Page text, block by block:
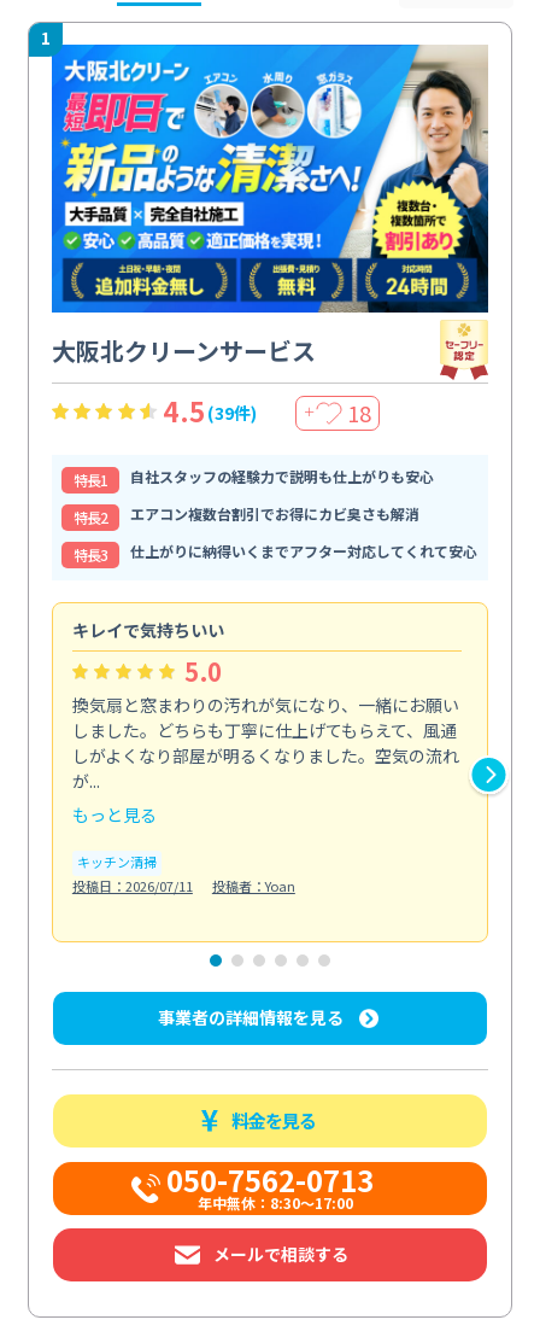
1
大阪北クリーンサービス
4.5 (39件) ＋ 18
特⻑1
自社スタッフの経験力で説明も仕上がりも安心
特⻑2
エアコン複数台割引でお得にカビ臭さも解消
特⻑3
仕上がりに納得いくまでアフター対応してくれて安心
キレイで気持ちいい
5.0
換気扇と窓まわりの汚れが気になり、一緒にお願い
しました。どちらも丁寧に仕上げてもらえて、風通
しがよくなり部屋が明るくなりました。空気の流れ
が...
もっと見る
キッチン清掃
投稿日：2026/07/11
投稿者：Yoan
事業者の詳細情報を見る
料金を見る
050-7562-0713
年中無休：8:30〜17:00
メールで相談する